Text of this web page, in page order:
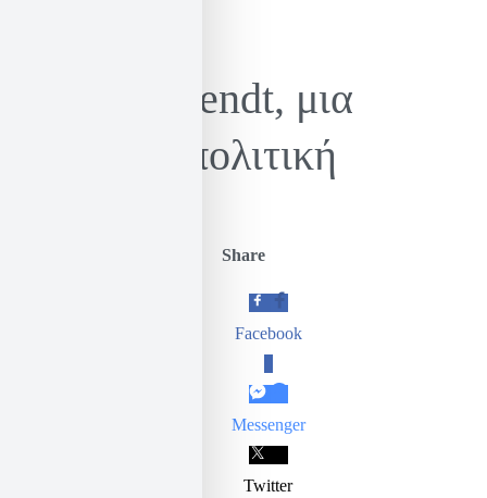
Hannah Arendt, μια
σπουδαία πολιτική
Share
Facebook
Messenger
Twitter